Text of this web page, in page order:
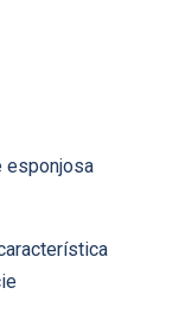
esponjosa